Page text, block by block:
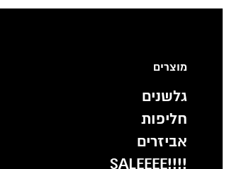
מוצרים
גלשנים
חליפות
אביזרים
!!!!SALEEEE